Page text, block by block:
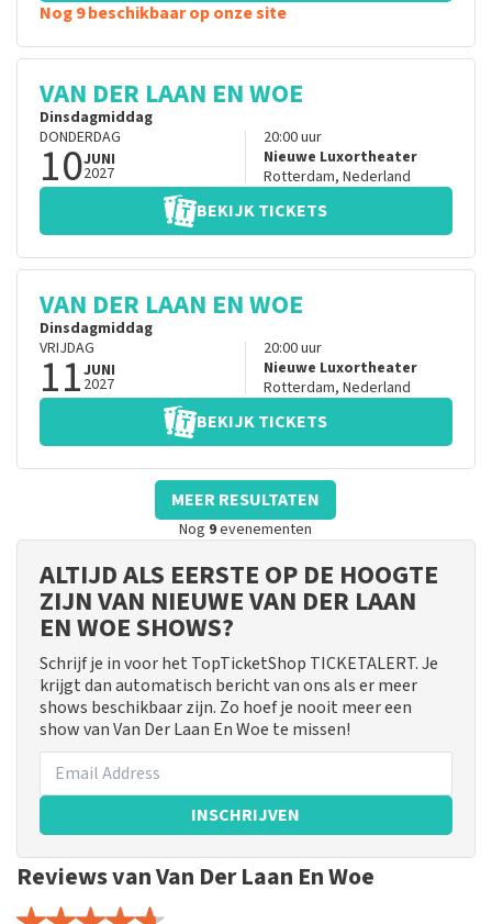
Nog 9 beschikbaar op onze site
VAN DER LAAN EN WOE
Dinsdagmiddag
DONDERDAG
10JUNI
2027
20:00uur
Nieuwe Luxortheater
Rotterdam, Nederland
BEKIJK TICKETS
VAN DER LAAN EN WOE
Dinsdagmiddag
VRIJDAG
11JUNI
2027
20:00uur
Nieuwe Luxortheater
Rotterdam, Nederland
BEKIJK TICKETS
MEER RESULTATEN
Nog 9evenementen
ALTIJD ALS EERSTE OP DE HOOGTE
ZIJN VAN NIEUWE VAN DER LAAN
EN WOE SHOWS?
Schrijf je in voor het TopTicketShop TICKETALERT. Je
krijgt dan automatisch bericht van ons als er meer
shows beschikbaar zijn. Zo hoef je nooit meer een
show van Van Der Laan En Woe te missen!
INSCHRIJVEN
Reviews van Van Der Laan En Woe